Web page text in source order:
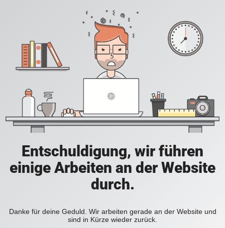
Entschuldigung, wir führen
einige Arbeiten an der Website
durch.
Danke für deine Geduld. Wir arbeiten gerade an der Website und
sind in Kürze wieder zurück.